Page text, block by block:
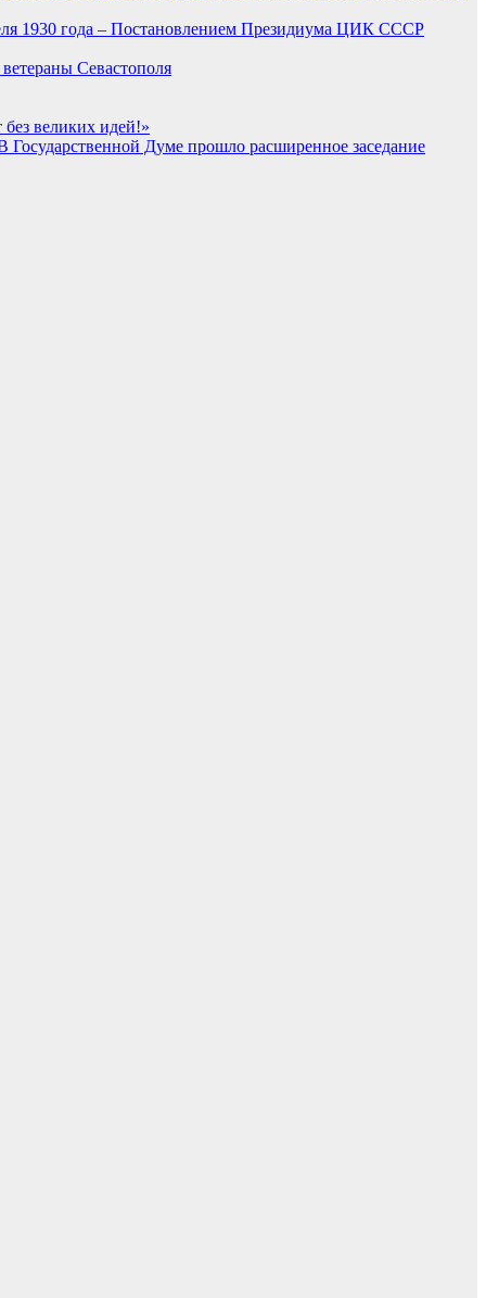
1930 года – Постановлением Президиума ЦИК СССР
Севастополя
великих идей!»
Государственной Думе прошло расширенное заседание